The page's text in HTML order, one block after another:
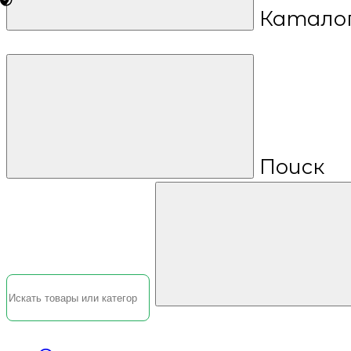
Поиск